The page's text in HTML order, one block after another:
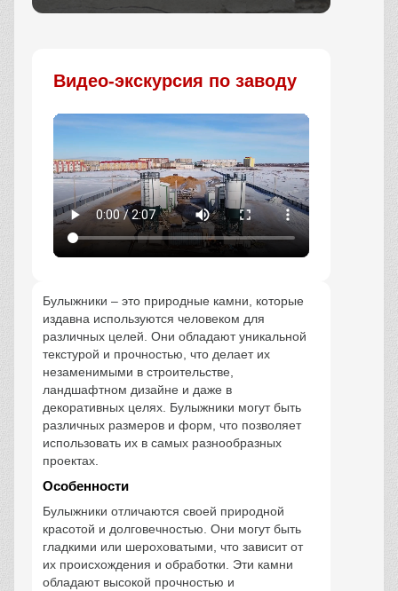
Видео-экскурсия по заводу
Булыжники – это природные камни, которые
издавна используются человеком для
различных целей. Они обладают уникальной
текстурой и прочностью, что делает их
незаменимыми в строительстве,
ландшафтном дизайне и даже в
декоративных целях. Булыжники могут быть
различных размеров и форм, что позволяет
использовать их в самых разнообразных
проектах.
Особенности
Булыжники отличаются своей природной
красотой и долговечностью. Они могут быть
гладкими или шероховатыми, что зависит от
их происхождения и обработки. Эти камни
обладают высокой прочностью и